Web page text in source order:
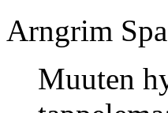
Arngrim
Muuten